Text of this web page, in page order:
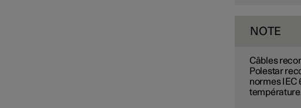
NOTE
Câbles
Polestar
normes IEC